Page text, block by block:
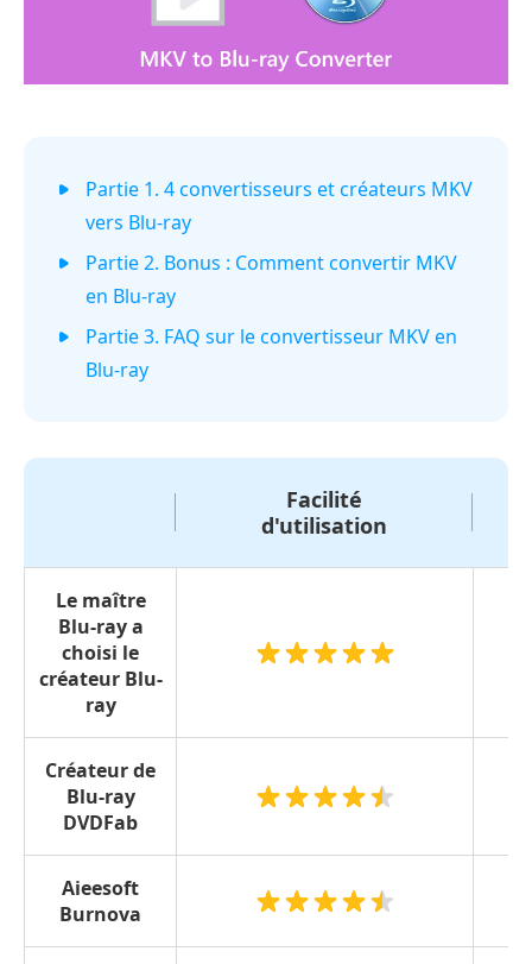
Partie 1. 4 convertisseurs et créateurs MKV
vers Blu-ray
Partie 2. Bonus : Comment convertir MKV
en Blu-ray
Partie 3. FAQ sur le convertisseur MKV en
Blu-ray
Facilité
d'utilisation
Le maître
Blu-ray a
choisi le
créateur Blu-
ray
Créateur de
Blu-ray
DVDFab
Aieesoft
Burnova